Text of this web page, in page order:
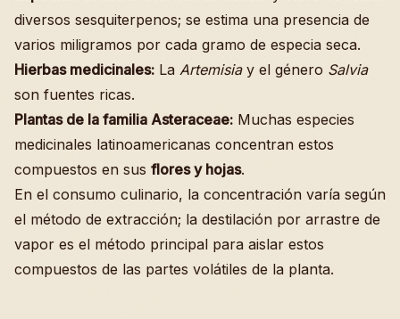
diversos sesquiterpenos; se estima una presencia de
varios miligramos por cada gramo de especia seca.
Hierbas medicinales: La Artemisiay el género Salvia
son fuentes ricas.
Plantas de la familia Asteraceae: Muchas especies
medicinales latinoamericanas concentran estos
compuestos en sus flores y hojas.
En el consumo culinario, la concentración varía según
el método de extracción; la destilación por arrastre de
vapor es el método principal para aislar estos
compuestos de las partes volátiles de la planta.